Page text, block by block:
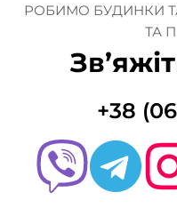
РОБИМО БУДИНКИ
ТА
+38